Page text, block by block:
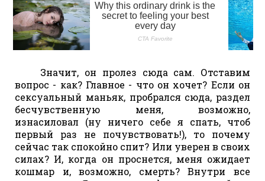
Значит, он пролез сюда сам. Отставим
вопрос - как? Главное - что он хочет? Если он
сексуальный маньяк, пробрался сюда, раздел
бесчувственную меня, возможно,
изнасиловал (ну ничего себе я спать, чтоб
первый раз не почувствовать!), то почему
сейчас так спокойно спит? Или уверен в своих
силах? И, когда он проснется, меня ожидает
кошмар и, возможно, смерть? Внутри все